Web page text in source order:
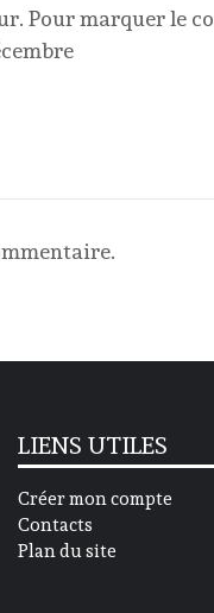
Pour marquer le
LIENS UTILES
Créer mon compte
Contacts
Plan du site